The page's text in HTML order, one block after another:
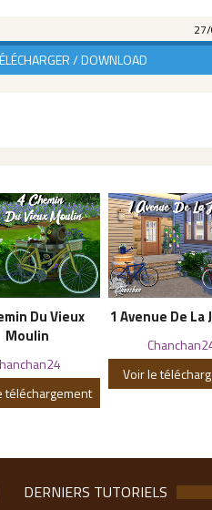
/ DOWNLOAD
Du Vieux
Moulin
téléchargement
1 Avenue De La
Voir le
DERNIERS TUTORIELS